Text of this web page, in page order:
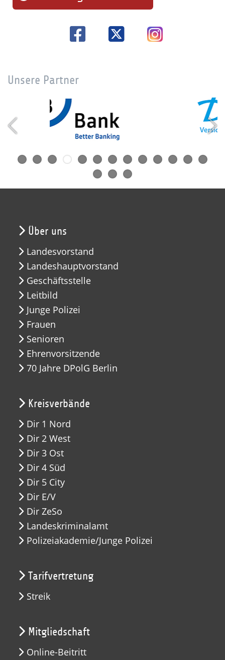
Unsere Partner
Über uns
Landesvorstand
Landeshauptvorstand
Geschäftsstelle
Leitbild
Junge Polizei
Frauen
Senioren
Ehrenvorsitzende
70 Jahre DPolG Berlin
Kreisverbände
Dir 1 Nord
Dir 2 West
Dir 3 Ost
Dir 4 Süd
Dir 5 City
Dir E/V
Dir ZeSo
Landeskriminalamt
Polizeiakademie/Junge Polizei
Tarifvertretung
Streik
Mitgliedschaft
Online-Beitritt